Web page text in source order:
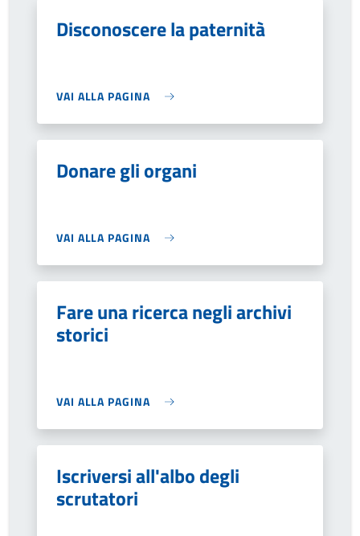
Disconoscere la paternità
VAI ALLA PAGINA
Donare gli organi
VAI ALLA PAGINA
Fare una ricerca negli archivi
storici
VAI ALLA PAGINA
Iscriversi all'albo degli
scrutatori